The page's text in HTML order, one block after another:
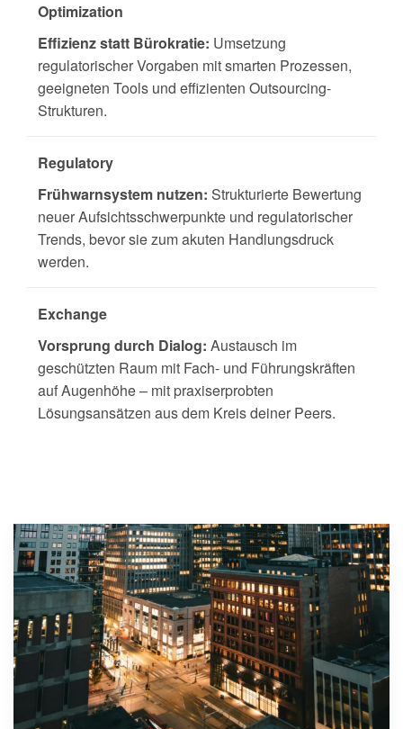
Optimization
Effizienz statt Bürokratie: Umsetzung
regulatorischer Vorgaben mit smarten Prozessen,
geeigneten Tools und effizienten Outsourcing-
Strukturen.
Regulatory
Frühwarnsystem nutzen: Strukturierte Bewertung
neuer Aufsichtsschwerpunkte und regulatorischer
Trends, bevor sie zum akuten Handlungsdruck
werden.
Exchange
Vorsprung durch Dialog: Austausch im
geschützten Raum mit Fach- und Führungskräften
auf Augenhöhe – mit praxiserprobten
Lösungsansätzen aus dem Kreis deiner Peers.